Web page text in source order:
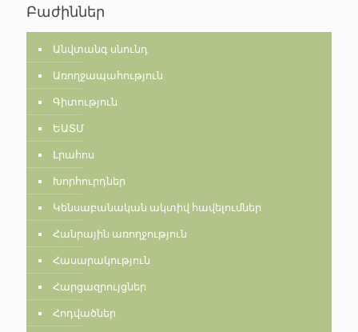
Բաժիններ
Անվտանգ սնունդ
Առողջապահություն
Գիտություն
ԵԱՏՄ
Լրահոս
Խորհուրդներ
Կենսաբանական ակտիվ հավելումներ
Հանրային առողջություն
Հասարակություն
Հարցազրույցներ
Հոդվածներ